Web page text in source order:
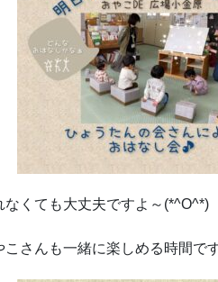
なくても大丈夫ですよ～(*^O^*)
さんも一緒に楽しめる時間で